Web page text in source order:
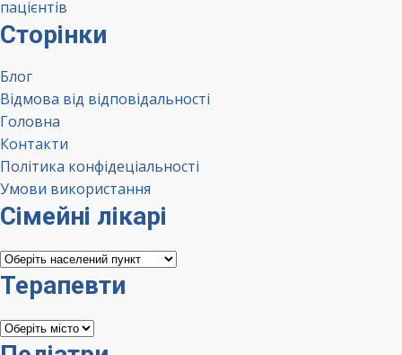
пацієнтів
Сторінки
Блог
Відмова від відповідальності
Головна
Контакти
Політика конфідеціальності
Умови використання
Сімейні лікарі
Сімейні
лікарі
Терапевти
Терапевти